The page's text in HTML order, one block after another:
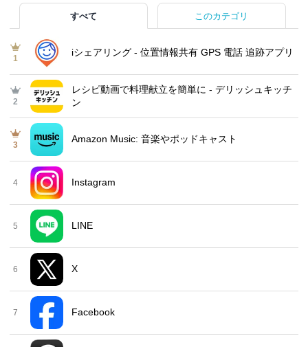
すべて このカテゴリ
1
iシェアリング - 位置情報共有 GPS 電話 追跡アプリ
2
レシピ動画で料理献立を簡単‪に - デリッシュキッチ
ン
3
Amazon Music: 音楽やポッドキャスト
4 Instagram
5 LINE
6 X
7 Facebook